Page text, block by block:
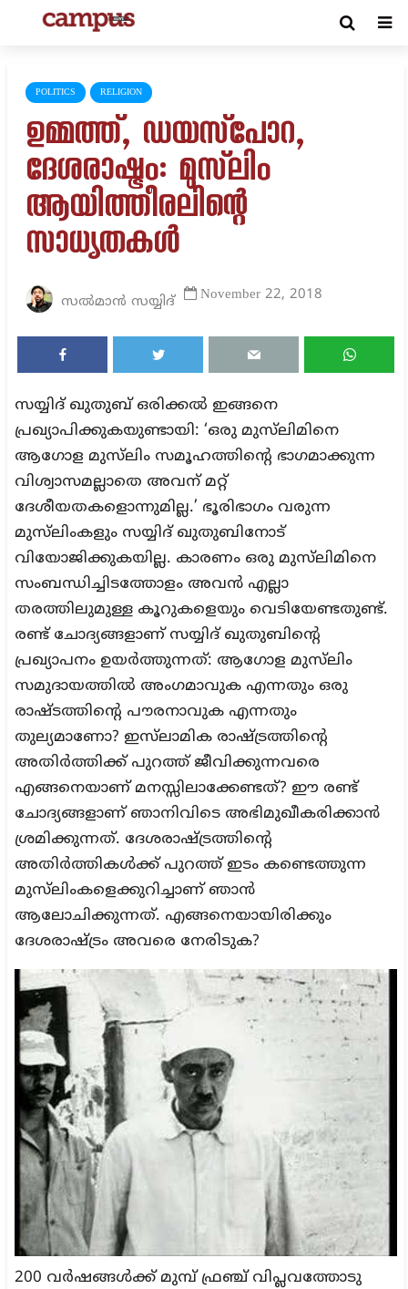
POLITICS RELIGION
ഉമ്മത്ത്, ഡയസ്‌പോറ,
ദേശരാഷ്ട്രം: മുസ്‌ലിം
ആയിത്തീരലിന്റെ
സാധ്യതകള്‍
സൽമാൻ സയ്യിദ് November 22, 2018
സയ്യിദ് ഖുതുബ് ഒരിക്കല്‍ ഇങ്ങനെ
പ്രഖ്യാപിക്കുകയുണ്ടായി: ‘ഒരു മുസ്‌ലിമിനെ
ആഗോള മുസ്‌ലിം സമൂഹത്തിന്റെ ഭാഗമാക്കുന്ന
വിശ്വാസമല്ലാതെ അവന് മറ്റ്
ദേശീയതകളൊന്നുമില്ല.’ ഭൂരിഭാഗം വരുന്ന
മുസ്‌ലിംകളും സയ്യിദ് ഖുതുബിനോട്
വിയോജിക്കുകയില്ല. കാരണം ഒരു മുസ്‌ലിമിനെ
സംബന്ധിച്ചിടത്തോളം അവന്‍ എല്ലാ
തരത്തിലുമുള്ള കൂറുകളെയും വെടിയേണ്ടതുണ്ട്.
രണ്ട് ചോദ്യങ്ങളാണ് സയ്യിദ് ഖുതുബിന്റെ
പ്രഖ്യാപനം ഉയര്‍ത്തുന്നത്: ആഗോള മുസ്‌ലിം
സമുദായത്തില്‍ അംഗമാവുക എന്നതും ഒരു
രാഷ്ടത്തിന്റെ പൗരനാവുക എന്നതും
തുല്യമാണോ? ഇസ്‌ലാമിക രാഷ്ട്രത്തിന്റെ
അതിര്‍ത്തിക്ക് പുറത്ത് ജീവിക്കുന്നവരെ
എങ്ങനെയാണ് മനസ്സിലാക്കേണ്ടത്? ഈ രണ്ട്
ചോദ്യങ്ങളാണ് ഞാനിവിടെ അഭിമുഖീകരിക്കാന്‍
ശ്രമിക്കുന്നത്. ദേശരാഷ്ട്രത്തിന്റെ
അതിര്‍ത്തികള്‍ക്ക് പുറത്ത് ഇടം കണ്ടെത്തുന്ന
മുസ്‌ലിംകളെക്കുറിച്ചാണ് ഞാന്‍
ആലോചിക്കുന്നത്. എങ്ങനെയായിരിക്കും
ദേശരാഷ്ട്രം അവരെ നേരിടുക?
200 വര്‍ഷങ്ങള്‍ക്ക് മുമ്പ് ഫ്രഞ്ച് വിപ്ലവത്തോടു